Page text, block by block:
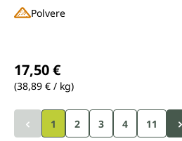
Polvere
17,50 €
(38,89 € / kg)
1 Pagina
2 Pagina
3 Pagina
4 11